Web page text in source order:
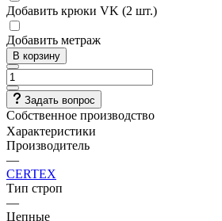
Добавить крюки VK (2 шт.)
Добавить метраж
В корзину
Задать вопрос
Собственное производство
Характеристики
Производитель
—
CERTEX
Тип строп
—
Цепные